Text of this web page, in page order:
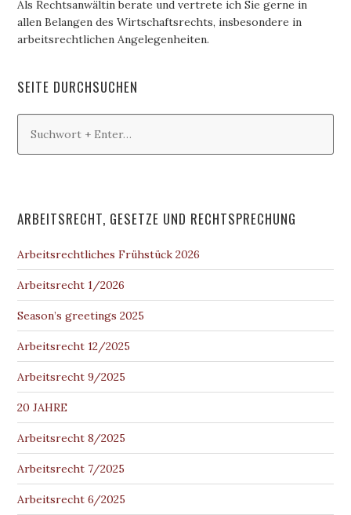
Als Rechtsanwältin berate und vertrete ich Sie gerne in
allen Belangen des Wirtschaftsrechts, insbesondere in
arbeitsrechtlichen Angelegenheiten.
SEITE DURCHSUCHEN
ARBEITSRECHT, GESETZE UND RECHTSPRECHUNG
Arbeitsrechtliches Frühstück 2026
Arbeitsrecht 1/2026
Season’s greetings 2025
Arbeitsrecht 12/2025
Arbeitsrecht 9/2025
20 JAHRE
Arbeitsrecht 8/2025
Arbeitsrecht 7/2025
Arbeitsrecht 6/2025